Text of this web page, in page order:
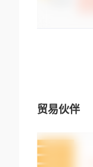
贸易伙伴